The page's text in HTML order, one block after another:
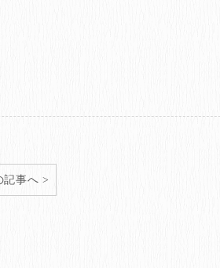
記事へ